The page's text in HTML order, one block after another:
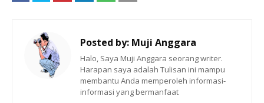
Posted by: Muji Anggara
Halo, Saya Muji Anggara seorang writer.
Harapan saya adalah Tulisan ini mampu
membantu Anda memperoleh informasi-
informasi yang bermanfaat